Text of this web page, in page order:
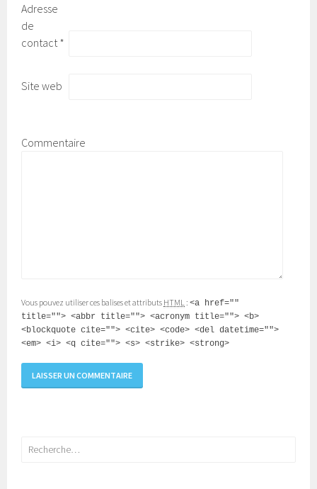
Adresse
de
contact*
Site web
Commentaire
Vous pouvez utiliser ces balises et attributs HTML :<a href=""
title=""> <abbr title=""> <acronym title=""> <b>
<blockquote cite=""> <cite> <code> <del datetime="">
<em> <i> <q cite=""> <s> <strike> <strong>
Rechercher :